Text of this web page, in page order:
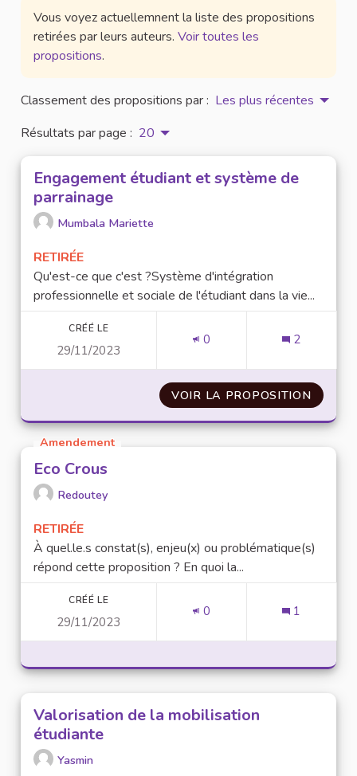
Vous voyez actuellemnent la liste des propositions
retirées par leurs auteurs. Voir toutes les
propositions.
Classement des propositions par : Les plus récentes
Résultats par page : 20
Engagement étudiant et système de
parrainage
Mumbala Mariette
RETIRÉE
Qu'est-ce que c'est ?Système d'intégration
professionnelle et sociale de l'étudiant dans la vie...
CRÉÉ LE
29/11/2023
0 2
VOIR LA PROPOSITION
Amendement
Eco Crous
Redoutey
RETIRÉE
À quel.le.s constat(s), enjeu(x) ou problématique(s)
répond cette proposition ? En quoi la...
CRÉÉ LE
29/11/2023
0 1
Valorisation de la mobilisation
étudiante
Yasmin